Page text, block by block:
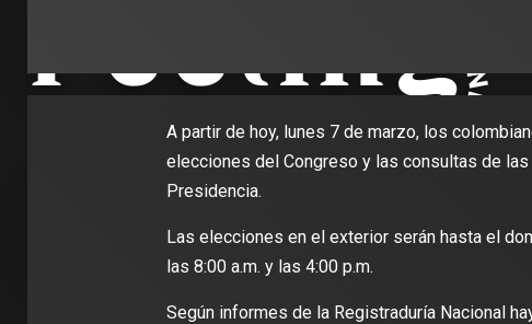
A partir de hoy, lunes 7 de marzo, los
elecciones del Congreso y las consultas de
Presidencia.
Las elecciones en el exterior serán hasta el
las 8:00 a.m. y las 4:00 p.m.
Según informes de la Registraduría Nacional